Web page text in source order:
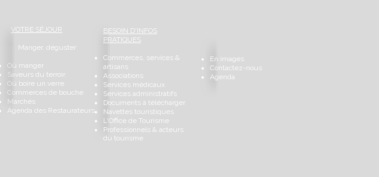
VOTRE SÉJOUR
Manger, déguster
Où manger
Saveurs du terroir
Où boire un verre
Commerces de bouche
Marchés
Agenda des Restaurateurs
BESOIN D'INFOS
PRATIQUES
Commerces, services &
artisans
Associations
Services médicaux
Services administratifs
Documents à télécharger
Navettes touristiques
L'Office de Tourisme
Professionnels & acteurs
du tourisme
En images
Contactez-nous
Agenda